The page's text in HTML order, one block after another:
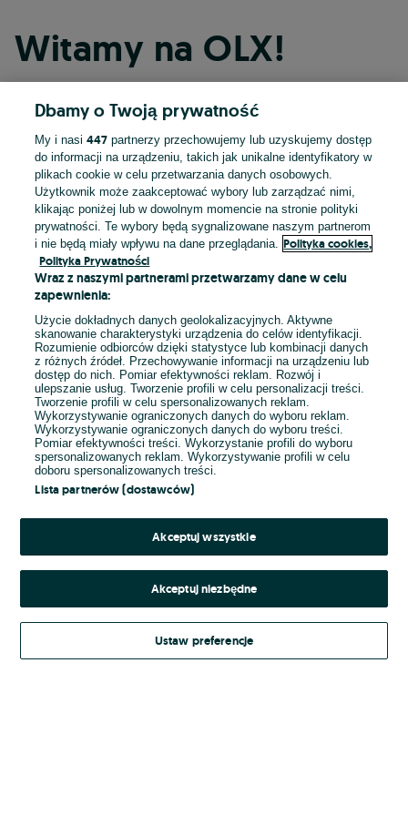
Witamy na OLX!
Kontynuuj przez Facebooka
Kontynuuj przez konto Apple
Kontynuuj przez konto Google
LUB
E-mail
Hasło
Kontynuując za pośrednictwem jednego z dostawców wskazanych powyżej,
Regulamin serwisu OLX.pl w jego aktualnym brzmieniu.
Dbamy o Twoją prywatność
My i nasi447 partnerzy przechowujemy lub uzyskujemy dostęp
do informacji na urządzeniu, takich jak unikalne identyfikatory w
plikach cookie w celu przetwarzania danych osobowych.
Użytkownik może zaakceptować wybory lub zarządzać nimi,
klikając poniżej lub w dowolnym momencie na stronie polityki
prywatności. Te wybory będą sygnalizowane naszym partnerom
i nie będą miały wpływu na dane przeglądania.
Polityka cookies,
Polityka Prywatności
Wraz z naszymi partnerami przetwarzamy dane w celu
zapewnienia:
Użycie dokładnych danych geolokalizacyjnych. Aktywne
skanowanie charakterystyki urządzenia do celów identyfikacji.
Rozumienie odbiorców dzięki statystyce lub kombinacji danych
z różnych źródeł. Przechowywanie informacji na urządzeniu lub
dostęp do nich. Pomiar efektywności reklam. Rozwój i
ulepszanie usług. Tworzenie profili w celu personalizacji treści.
Tworzenie profili w celu spersonalizowanych reklam.
Wykorzystywanie ograniczonych danych do wyboru reklam.
Wykorzystywanie ograniczonych danych do wyboru treści.
Pomiar efektywności treści. Wykorzystanie profili do wyboru
spersonalizowanych reklam. Wykorzystywanie profili w celu
doboru spersonalizowanych treści.
Lista partnerów (dostawców)
Akceptuj wszystkie
Akceptuj niezbędne
Ustaw preferencje